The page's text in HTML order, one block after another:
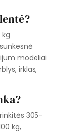
kg
modeliai
irklas,
305–
kg,